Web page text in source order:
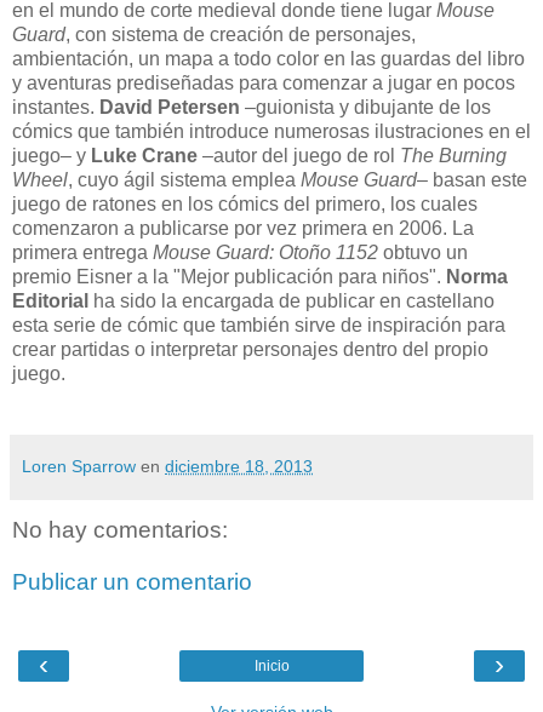
en el mundo de corte medieval donde tiene lugar Mouse
Guard, con sistema de creación de personajes,
ambientación, un mapa a todo color en las guardas del libro
y aventuras prediseñadas para comenzar a jugar en pocos
instantes. David Petersen –guionista y dibujante de los
cómics que también introduce numerosas ilustraciones en el
juego– y Luke Crane –autor del juego de rol The Burning
Wheel, cuyo ágil sistema emplea Mouse Guard– basan este
juego de ratones en los cómics del primero, los cuales
comenzaron a publicarse por vez primera en 2006. La
primera entrega Mouse Guard: Otoño 1152 obtuvo un
premio Eisner a la "Mejor publicación para niños". Norma
Editorial ha sido la encargada de publicar en castellano
esta serie de cómic que también sirve de inspiración para
crear partidas o interpretar personajes dentro del propio
juego.
Loren Sparrow en diciembre 18, 2013
No hay comentarios:
Publicar un comentario
‹ ›
Inicio